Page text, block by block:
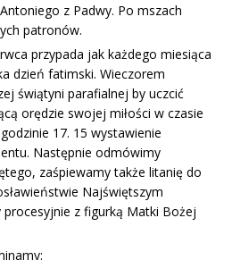
z Padwy. Po mszach
patronów.
przypada jak każdego miesiąca
dzień fatimski. Wieczorem
świątyni parafialnej by uczcić
orędzie swojej miłości w czasie
17. 15 wystawienie
Następnie odmówimy
zaśpiewamy także litanię do
Najświętszym
z figurką Matki Bożej